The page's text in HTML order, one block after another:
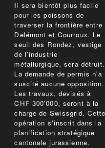
Il sera bientôt plus facile
pour les poissons de
traverser la frontière entre
Delémont et Courroux. Le
seuil des Rondez, vestige
de l'industrie
métallurgique, sera détruit.
La demande de permis n'a
suscité aucune opposition.
Les travaux, devisés à
CHF 300'000, seront à la
charge de Swissgrid. Cette
opération s'inscrit dans la
planification stratégique
cantonale jurassienne.